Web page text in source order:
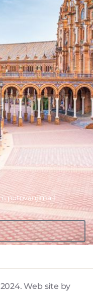
putovanjima i
Web site by